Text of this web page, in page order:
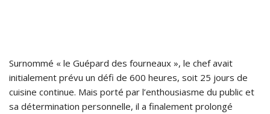
Surnommé « le Guépard des fourneaux », le chef avait
initialement prévu un défi de 600 heures, soit 25 jours de
cuisine continue. Mais porté par l’enthousiasme du public et
sa détermination personnelle, il a finalement prolongé